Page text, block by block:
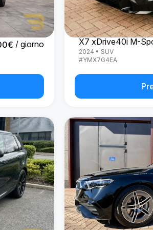
€ / giorno
BMW
X7 xDrive40i M-
2024 • SUV
#YMX7G4EA